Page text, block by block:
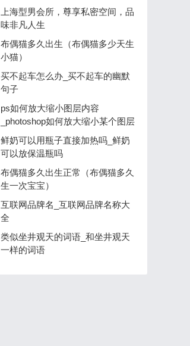
上海型男会所，尊享私密空间，品
味非凡人生
布偶猫多久出生（布偶猫多少天生
小猫）
买不起车怎么办_买不起车的幽默
句子
ps如何放大缩小图层内容
_photoshop如何放大缩小某个图层
鲜奶可以用瓶子直接加热吗_鲜奶
可以放保温瓶吗
布偶猫多久出生正常（布偶猫多久
生一次宝宝）
互联网品牌名_互联网品牌名称大
全
类似坐井观天的词语_和坐井观天
一样的词语